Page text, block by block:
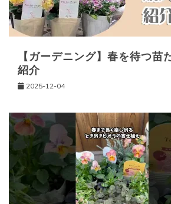
【ガーデニング】春を待つ
紹介
2025-12-04